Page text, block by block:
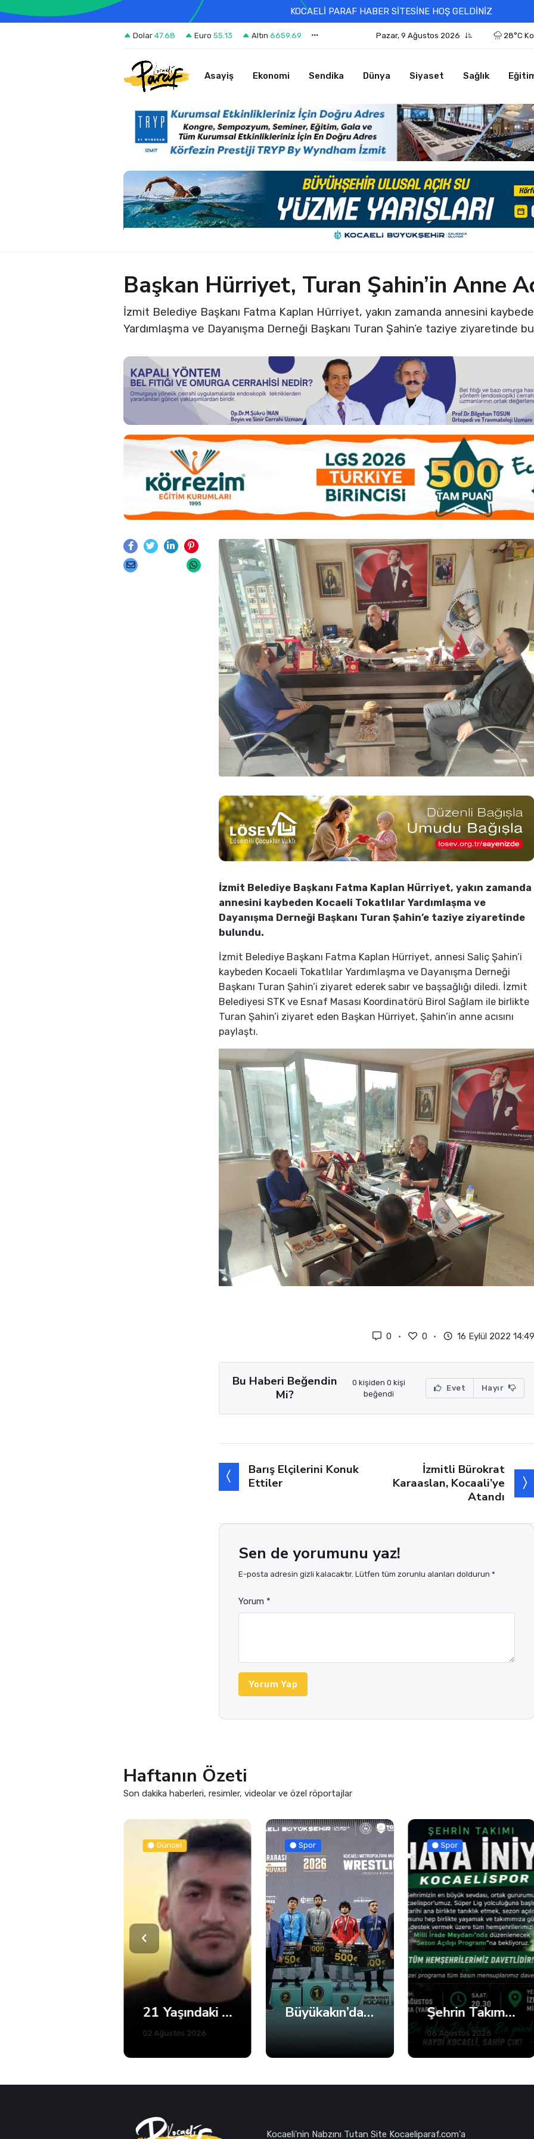
KOCAELİ PARAF HABER SİTESİNE HOŞ GELDİNİZ
Dolar 47.68 Euro 55.13 Altın 6659.69 Pazar, 9 Ağustos 2026 28°C
Asayiş Ekonomi Sendika Dünya Siyaset Sağlık
Başkan Hürriyet, Turan Şahin’in Anne
İzmit Belediye Başkanı Fatma Kaplan Hürriyet, yakın zamanda annesini
Yardımlaşma ve Dayanışma Derneği Başkanı Turan Şahin’e taziye ziyaretinde
İzmit Belediye Başkanı Fatma Kaplan Hürriyet, yakın zamanda
annesini kaybeden Kocaeli Tokatlılar Yardımlaşma ve
Dayanışma Derneği Başkanı Turan Şahin’e taziye ziyaretinde
bulundu.
İzmit Belediye Başkanı Fatma Kaplan Hürriyet, annesi Saliç Şahin’i
kaybeden Kocaeli Tokatlılar Yardımlaşma ve Dayanışma Derneği
Başkanı Turan Şahin’i ziyaret ederek sabır ve başsağlığı diledi. İzmit
Belediyesi STK ve Esnaf Masası Koordinatörü Birol Sağlam ile birlikte
Turan Şahin’i ziyaret eden Başkan Hürriyet, Şahin’in anne acısını
paylaştı.
0 0 16 Eylül 2022 14:49
Bu Haberi Beğendin
Mi?
0 kişiden 0 kişi
beğendi
Evet Hayır
Barış Elçilerini Konuk
Ettiler
İzmitli Bürokrat
Karaaslan, Kocaali’ye
Atandı
Sen de yorumunu yaz!
E-posta adresin gizli kalacaktır. Lütfen tüm zorunlu alanları doldurun *
Yorum *
Yorum Yap
Haftanın Özeti
Son dakika haberleri, resimler, videolar ve özel röportajlar
Güncel
21 Yaşındaki Efe Berat Mama Hayatını Kaybetti
02 Ağustos 2026
Spor
Büyükakın’dan Net Mesaj: 2028’e Hazırız
Spor
Şehrin Takımı Sahaya İniyor
06 Ağustos 2026
Kocaeli'nin Nabzını Tutan Site Kocaeliparaf.com'a